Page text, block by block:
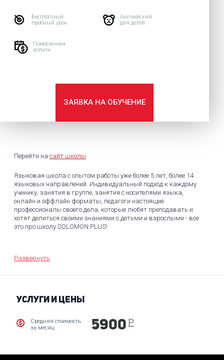
Бесплатный
пробный урок
Английский
для детей
Помесячная
оплата
ЗАЯВКА НА ОБУЧЕНИЕ
Перейти на сайт школы
Языковая школа с опытом работы уже более 5 лет, более 14
языковых направлений. Индивидуальный подход к каждому
ученику, занятия в группе, занятия с носителями языка,
онлайн и оффлайн форматы, педагоги настоящие
профессионалы своего дела, которые любят преподавать и
хотят делиться своими знаниями с детьми и взрослыми - все
это про школу SOLOMON PLUS!
использованием инновационных методик, разработанных с
учетом современных потребностей студентов. Учебники
лексического запаса, учитывая индивидуальные особенности
каждого студента. Мы предлагаем как индивидуальные
эффективно поддерживать обучение. Цель - предоставить
возможность изучать язык удобно и эффективно, способствуя
Развернуть
УСЛУГИ И ЦЕНЫ
Средняя стоимость
за месяц
5900 Р